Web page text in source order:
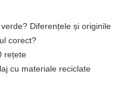
Diferențele și originile
corect?
rețete
cu materiale reciclate